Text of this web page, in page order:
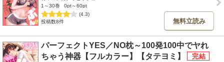
1～30巻
0pt～60pt
(4.3)
投稿数8件
無料立読み
パーフェクトYES／NO枕～100発100中でヤれ
ちゃう神器【フルカラー】【タテヨミ】